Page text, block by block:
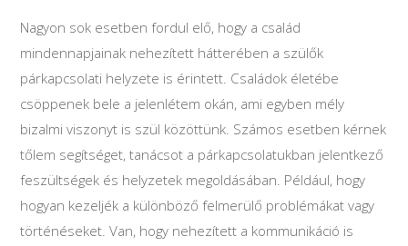
Nagyon sok esetben fordul elő, hogy a család
mindennapjainak nehezített hátterében a szülők
párkapcsolati helyzete is érintett. Családok életébe
csöppenek bele a jelenlétem okán, ami egyben mély
bizalmi viszonyt is szül közöttünk. Számos esetben kérnek
tőlem segítséget, tanácsot a párkapcsolatukban jelentkező
feszültségek és helyzetek megoldásában. Például, hogy
hogyan kezeljék a különböző felmerülő problémákat vagy
történéseket. Van, hogy nehezített a kommunikáció is